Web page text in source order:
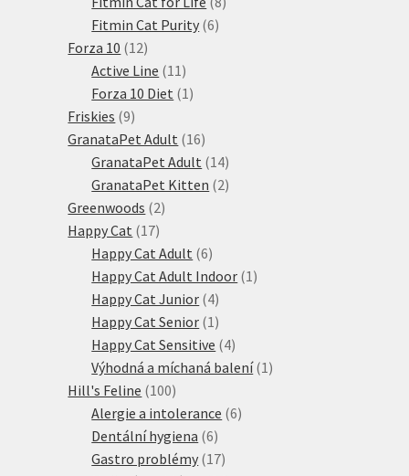
Fitmin Cat Purity 66
Forza 10 1212
produktů
Active Line 11 11
produktů
Forza 10 Diet 1 1
Friskies 99
produktů
GranataPet Adult 1616
produktů
GranataPet Adult 1414
produktů
GranataPet Kitten 22
Greenwoods 22
Happy Cat 1717
produktů
Happy Cat Adult 66
produktů
Happy Cat Adult Indoor 1 1
Happy Cat Junior 44
produkty
Happy Cat Senior 1 1
produkt
Happy Cat Sensitive 44
produkty
Výhodná a míchaná balení 1 1
Hill's Feline 100100
produktů
Alergie a intolerance 66
Dentální hygiena 66
produktů
Gastro problémy 1717